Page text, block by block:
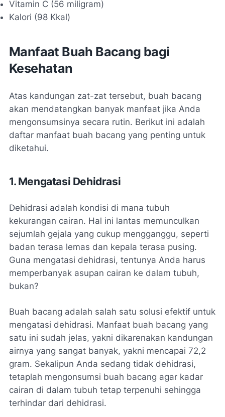
Vitamin C (56 miligram)
Kalori (98 Kkal)
Manfaat Buah Bacang bagi
Kesehatan
Atas kandungan zat-zat tersebut, buah bacang
akan mendatangkan banyak manfaat jika Anda
mengonsumsinya secara rutin. Berikut ini adalah
daftar manfaat buah bacang yang penting untuk
diketahui.
1. Mengatasi Dehidrasi
Dehidrasi adalah kondisi di mana tubuh
kekurangan cairan. Hal ini lantas memunculkan
sejumlah gejala yang cukup mengganggu, seperti
badan terasa lemas dan kepala terasa pusing.
Guna mengatasi dehidrasi, tentunya Anda harus
memperbanyak asupan cairan ke dalam tubuh,
bukan?
Buah bacang adalah salah satu solusi efektif untuk
mengatasi dehidrasi. Manfaat buah bacang yang
satu ini sudah jelas, yakni dikarenakan kandungan
airnya yang sangat banyak, yakni mencapai 72,2
gram. Sekalipun Anda sedang tidak dehidrasi,
tetaplah mengonsumsi buah bacang agar kadar
cairan di dalam tubuh tetap terpenuhi sehingga
terhindar dari dehidrasi.